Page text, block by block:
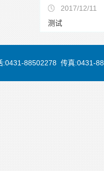
2017/12/11
测试
88502278 传真:0431-